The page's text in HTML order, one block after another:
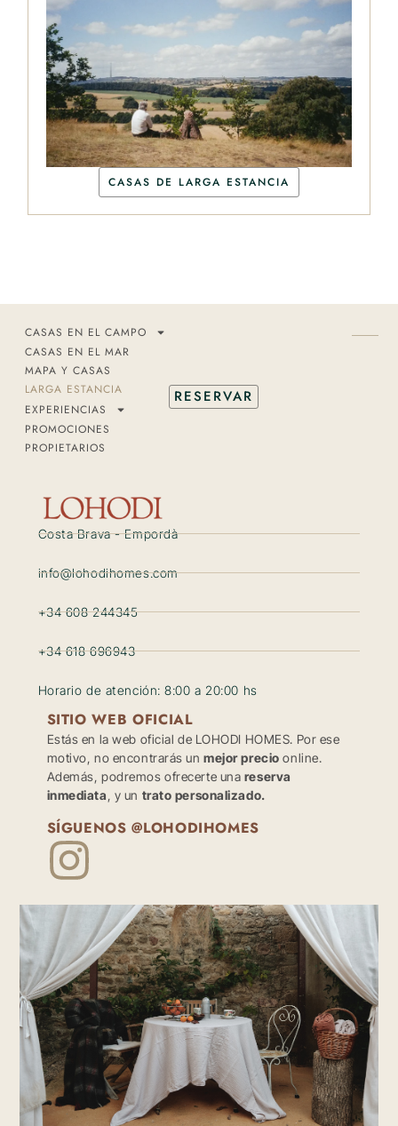
CASAS DE LARGA ESTANCIA
CASAS EN EL CAMPO
CASAS EN EL MAR
MAPA Y CASAS
LARGA ESTANCIA
EXPERIENCIAS
PROMOCIONES
PROPIETARIOS
RESERVAR
Costa Brava - Empordà
info@lohodihomes.com
+34 608 244345
+34 618 696943
Horario de atención: 8:00 a 20:00 hs
SITIO WEB OFICIAL
Estás en la web oficial de LOHODI HOMES. Por ese
motivo, no encontrarás unmejor precio online.
Además, podremos ofrecerte una reserva
inmediata, y un trato personalizado.
SÍGUENOS @LOHODIHOMES